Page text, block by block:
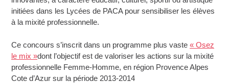
initiées dans les Lycées de PACA pour sensibiliser les élèves
à la mixité professionnelle.
Ce concours s’inscrit dans un programme plus vaste« Osez
le mix »dont l’objectif est de valoriser les actions sur la mixité
professionnelle Femme-Homme, en région Provence Alpes
Cote d’Azur sur la période 2013-2014